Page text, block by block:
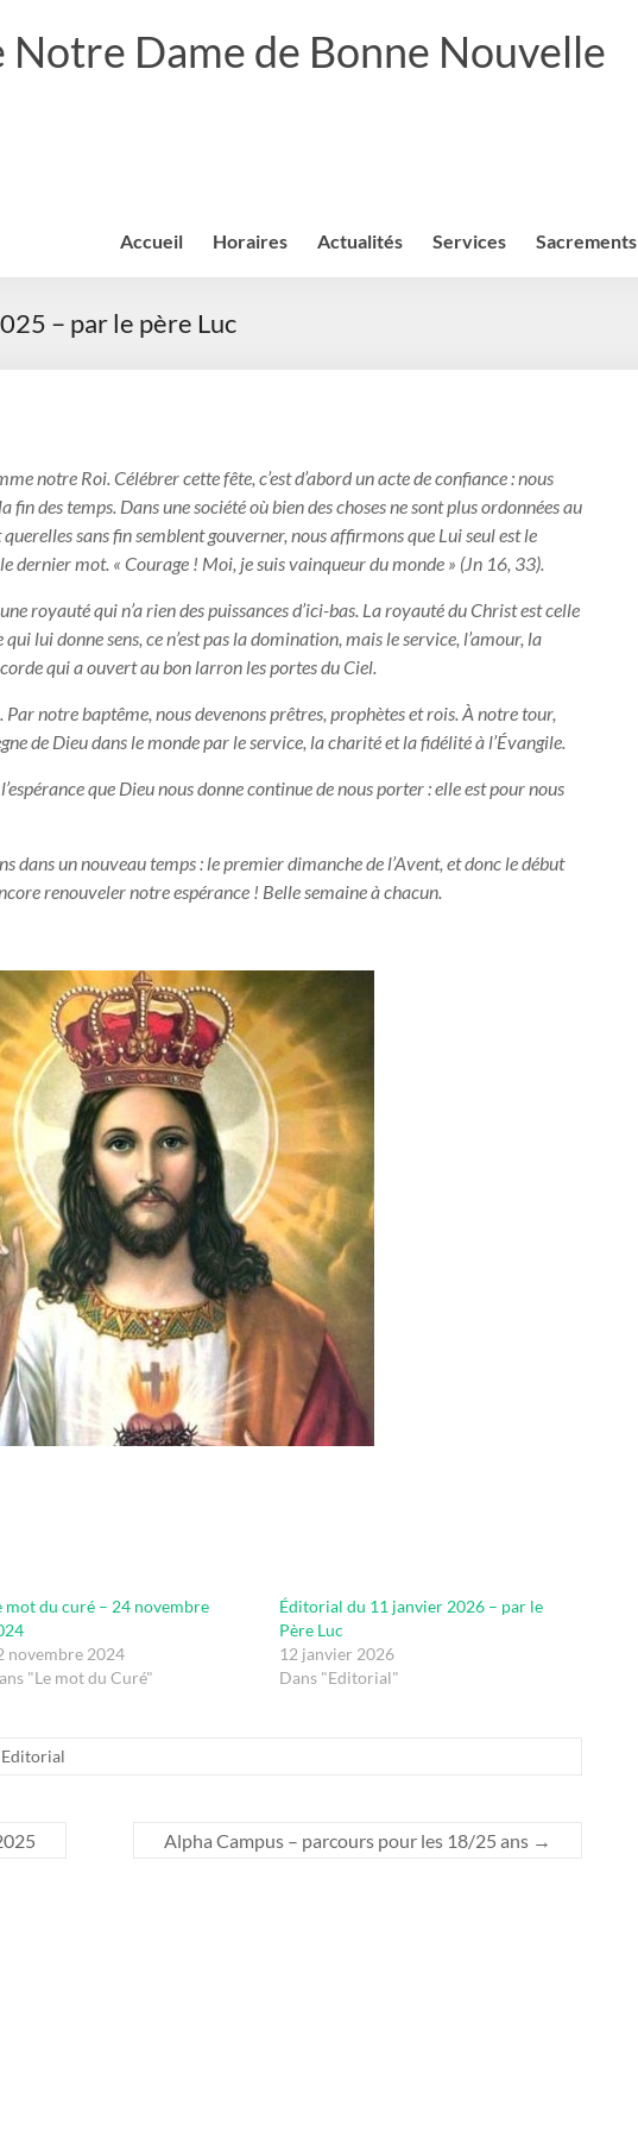
Notre Dame de Bonne Nouvelle
Accueil Horaires Actualités Services Sacrements
– par le père Luc
notre Roi. Célébrer cette fête, c’est d’abord un acte de confiance : nous
fin des temps. Dans une société où bien des choses ne sont plus ordonnées au
sans fin semblent gouverner, nous affirmons que Lui seul est le
dernier mot. « Courage ! Moi, je suis vainqueur du monde » (Jn 16, 33).
royauté qui n’a rien des puissances d’ici-bas. La royauté du Christ est celle
lui donne sens, ce n’est pas la domination, mais le service, l’amour, la
qui a ouvert au bon larron les portes du Ciel.
notre baptême, nous devenons prêtres, prophètes et rois. À notre tour,
de Dieu dans le monde par le service, la charité et la fidélité à l’Évangile.
que Dieu nous donne continue de nous porter : elle est pour nous
dans un nouveau temps : le premier dimanche de l’Avent, et donc le début
renouveler notre espérance ! Belle semaine à chacun.
mot du curé – 24 novembre
novembre 2024
"Le mot du Curé"
Éditorial du 11 janvier 2026 – par le
Père Luc
12 janvier 2026
Dans "Editorial"
Editorial
Alpha Campus – parcours pour les 18/25 ans →